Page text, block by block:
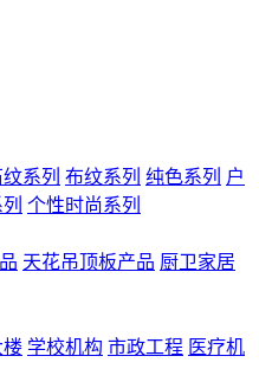
系列 布纹系列 纯色系列 户
个性时尚系列
天花吊顶板产品 厨卫家居
楼 学校机构 市政工程 医疗机